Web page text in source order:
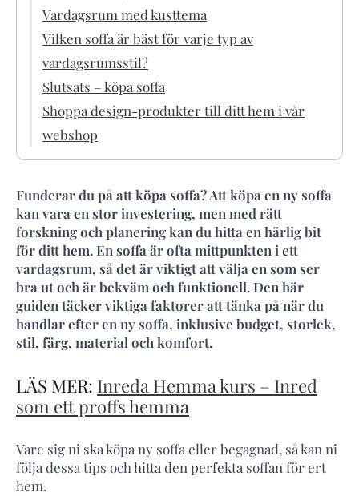
Vardagsrum med kusttema
Vilken soffa är bäst för varje typ av
vardagsrumsstil?
Slutsats – köpa soffa
Shoppa design-produkter till ditt hem i vår
webshop
Funderar du på att köpa soffa? Att köpa en ny soffa
kan vara en stor investering, men med rätt
forskning och planering kan du hitta en härlig bit
för ditt hem. En soffa är ofta mittpunkten i ett
vardagsrum, så det är viktigt att välja en som ser
bra ut och är bekväm och funktionell. Den här
guiden täcker viktiga faktorer att tänka på när du
handlar efter en ny soffa, inklusive budget, storlek,
stil, färg, material och komfort.
LÄS MER: Inreda Hemma kurs – Inred
som ett proffs hemma
Vare sig ni ska köpa ny soffa eller begagnad, så kan ni
följa dessa tips och hitta den perfekta soffan för ert
hem.